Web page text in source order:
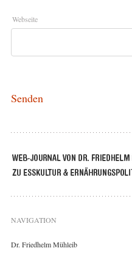
Webseite
NAVIGATION
Dr. Friedhelm Mühleib